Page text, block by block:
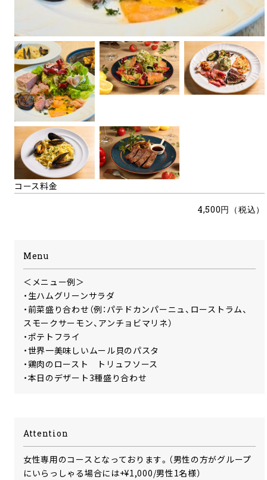
コース料金
4,500円（税込）
Menu
＜メニュー例＞
・生ハムグリーンサラダ
・前菜盛り合わせ（例：パテドカンパーニュ、ローストラム、
スモークサーモン、アンチョビマリネ）
・ポテトフライ
・世界一美味しいムール貝のパスタ
・鶏肉のロースト トリュフソース
・本日のデザート3種盛り合わせ
Attention
女性専用のコースとなっております。（男性の方がグループ
にいらっしゃる場合には+¥1,000/男性1名様）